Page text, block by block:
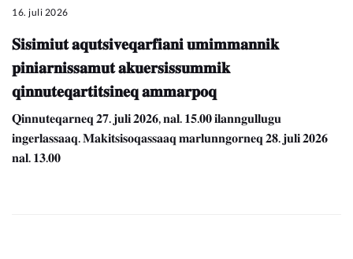
16. juli 2026
𝐒𝐢𝐬𝐢𝐦𝐢𝐮𝐭 𝐚𝐪𝐮𝐭𝐬𝐢𝐯𝐞𝐪𝐚𝐫𝐟𝐢𝐚𝐧𝐢 𝐮𝐦𝐢𝐦𝐦𝐚𝐧𝐧𝐢𝐤
𝐩𝐢𝐧𝐢𝐚𝐫𝐧𝐢𝐬𝐬𝐚𝐦𝐮𝐭 𝐚𝐤𝐮𝐞𝐫𝐬𝐢𝐬𝐬𝐮𝐦𝐦𝐢𝐤
𝐪𝐢𝐧𝐧𝐮𝐭𝐞𝐪𝐚𝐫𝐭𝐢𝐭𝐬𝐢𝐧𝐞𝐪 𝐚𝐦𝐦𝐚𝐫𝐩𝐨𝐪
𝐐𝐢𝐧𝐧𝐮𝐭𝐞𝐪𝐚𝐫𝐧𝐞𝐪 𝟐𝟕. 𝐣𝐮𝐥𝐢 𝟐𝟎𝟐𝟔, 𝐧𝐚𝐥. 𝟏𝟓.𝟎𝟎 𝐢𝐥𝐚𝐧𝐧𝐠𝐮𝐥𝐥𝐮𝐠𝐮
𝐢𝐧𝐠𝐞𝐫𝐥𝐚𝐬𝐬𝐚𝐚𝐪. 𝐌𝐚𝐤𝐢𝐭𝐬𝐢𝐬𝐨𝐪𝐚𝐬𝐬𝐚𝐚𝐪 𝐦𝐚𝐫𝐥𝐮𝐧𝐧𝐠𝐨𝐫𝐧𝐞𝐪 𝟐𝟖. 𝐣𝐮𝐥𝐢 𝟐𝟎𝟐𝟔
𝐧𝐚𝐥. 𝟏𝟑.𝟎𝟎